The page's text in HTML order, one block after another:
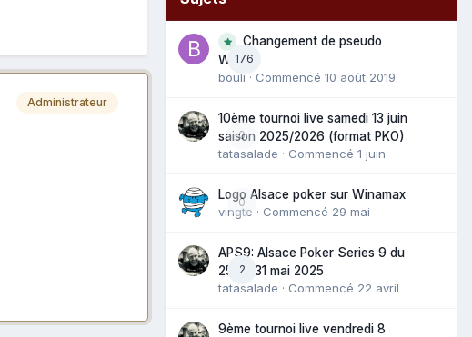
Administrateur
176
Changement de pseudo
WAM
bouli · Commencé 10 août 2019
0
10ème tournoi live samedi 13 juin
saison 2025/2026 (format PKO)
tatasalade · Commencé 1 juin
0
Logo Alsace poker sur Winamax
vingte · Commencé 29 mai
2
APS9: Alsace Poker Series 9 du
25 au 31 mai 2025
tatasalade · Commencé 22 avril
9ème tournoi live vendredi 8